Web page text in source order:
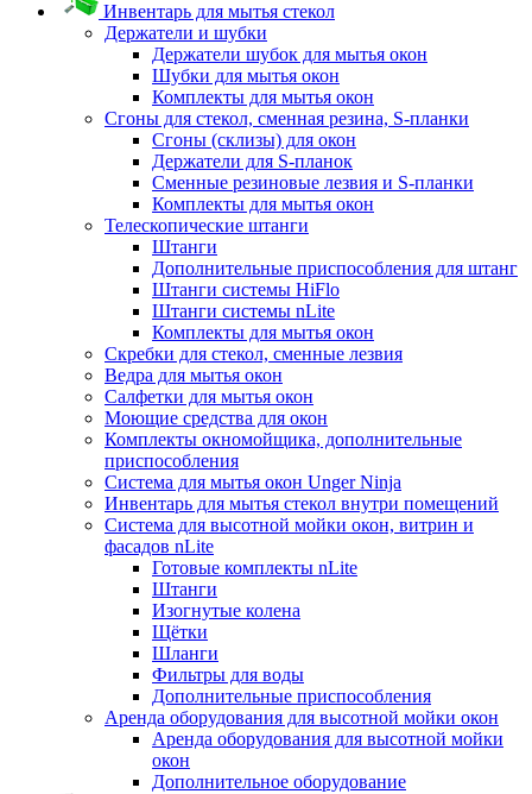
Инвентарь для мытья стекол
Держатели и шубки
Держатели шубок для мытья окон
Шубки для мытья окон
Комплекты для мытья окон
Сгоны для стекол, сменная резина, S-планки
Сгоны (склизы) для окон
Держатели для S-планок
Сменные резиновые лезвия и S-планки
Комплекты для мытья окон
Телескопические штанги
Штанги
Дополнительные приспособления для штанг
Штанги системы HiFlo
Штанги системы nLite
Комплекты для мытья окон
Скребки для стекол, сменные лезвия
Ведра для мытья окон
Салфетки для мытья окон
Моющие средства для окон
Комплекты окномойщика, дополнительные
приспособления
Система для мытья окон Unger Ninja
Инвентарь для мытья стекол внутри помещений
Система для высотной мойки окон, витрин и
фасадов nLite
Готовые комплекты nLite
Штанги
Изогнутые колена
Щётки
Шланги
Фильтры для воды
Дополнительные приспособления
Аренда оборудования для высотной мойки окон
Аренда оборудования для высотной мойки
окон
Дополнительное оборудование